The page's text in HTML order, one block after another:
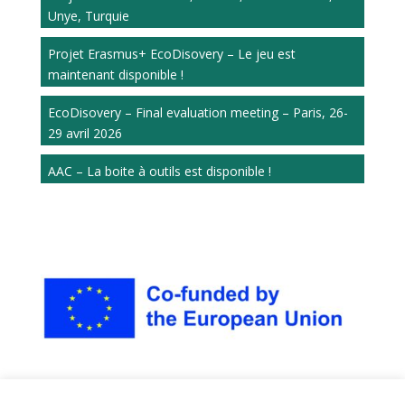
Unye, Turquie
Projet Erasmus+ EcoDisovery – Le jeu est
maintenant disponible !
EcoDisovery – Final evaluation meeting – Paris, 26-
29 avril 2026
AAC – La boite à outils est disponible !